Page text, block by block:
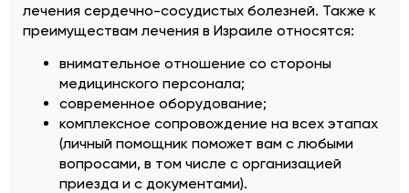
лечения сердечно-сосудистых болезней. Также к
преимуществам лечения в Израиле относятся:
внимательное отношение со стороны
медицинского персонала;
современное оборудование;
комплексное сопровождение на всех этапах
(личный помощник поможет вам с любыми
вопросами, в том числе с организацией
приезда и с документами).